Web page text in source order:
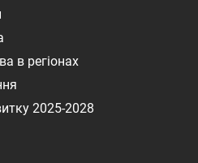
в регіонах
2025-2028